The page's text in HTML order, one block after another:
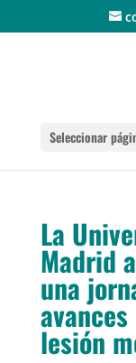
Seleccionar
La
Madrid
una
lesión